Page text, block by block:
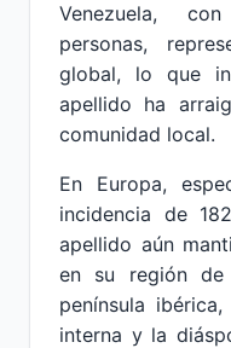
Venezuela,
personas,
global, lo que
apellido ha
comunidad local.
En Europa,
incidencia de
apellido aún
en su región
península
interna y la